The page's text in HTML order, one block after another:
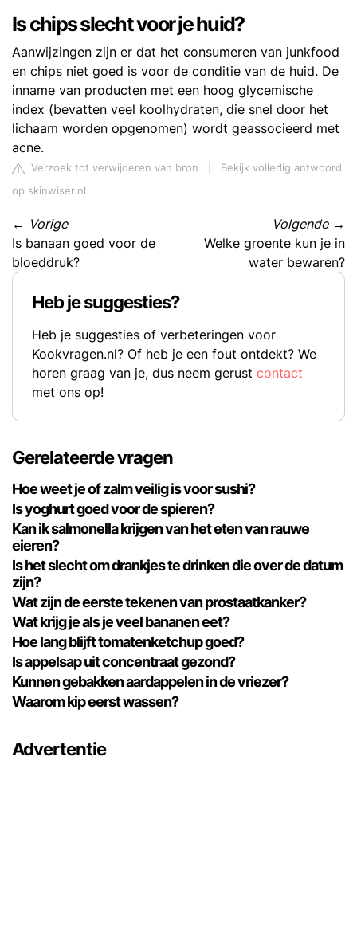
Is chips slecht voor je huid?
Aanwijzingen zijn er dat het consumeren van junkfood
en chips niet goed is voor de conditie van de huid. De
inname van producten met een hoog glycemische
index (bevatten veel koolhydraten, die snel door het
lichaam worden opgenomen) wordt geassocieerd met
acne.
Verzoek tot verwijderen van bron
Bekijk volledig antwoord
op skinwiser.nl
← Vorige
Is banaan goed voor de
bloeddruk?
Volgende→
Welke groente kun je in
water bewaren?
Heb je suggesties?
Heb je suggesties of verbeteringen voor
Kookvragen.nl? Of heb je een fout ontdekt? We
horen graag van je, dus neem gerust contact
met ons op!
Gerelateerde vragen
Hoe weet je of zalm veilig is voor sushi?
Is yoghurt goed voor de spieren?
Kan ik salmonella krijgen van het eten van rauwe
eieren?
Is het slecht om drankjes te drinken die over de datum
zijn?
Wat zijn de eerste tekenen van prostaatkanker?
Wat krijg je als je veel bananen eet?
Hoe lang blijft tomatenketchup goed?
Is appelsap uit concentraat gezond?
Kunnen gebakken aardappelen in de vriezer?
Waarom kip eerst wassen?
Advertentie